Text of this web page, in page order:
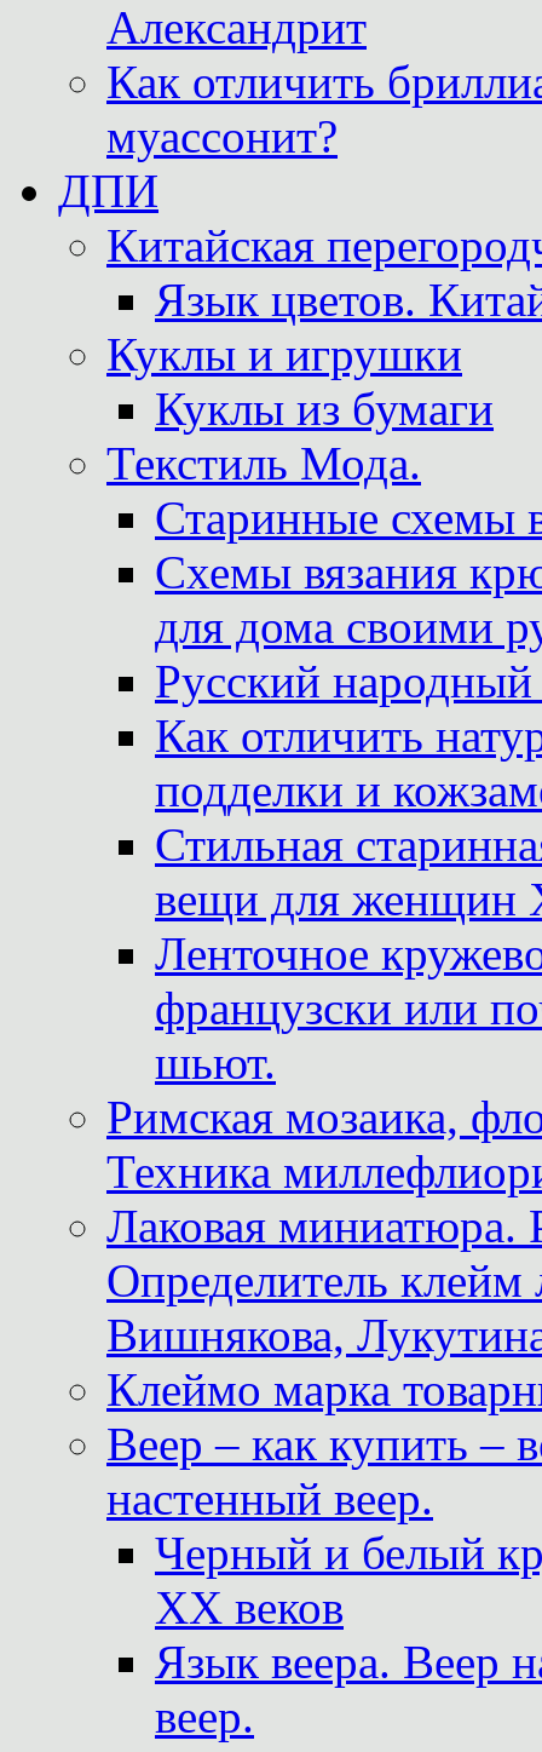
Александрит
Как отличить
муассонит?
ДПИ
Китайская
Язык цветов.
Куклы и игрушки
Куклы из бумаги
Текстиль Мода.
Старинные схемы
Схемы вязания
для дома своими
Русский
Как отличить
подделки и
Стильная
вещи для женщин
Ленточное
французски или
шьют.
Римская мозаика,
Техника
Лаковая миниатюра.
Определитель
Вишнякова,
Клеймо марка
Веер – как купить –
настенный веер.
Черный и белый
XX веков
Язык веера. Веер
веер.